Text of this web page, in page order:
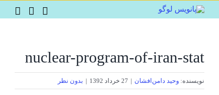
to
nuclear-program-of-iran-stat
نویسنده: وحید دامن‌افشان | 27 خرداد 1392 | بدون نظر